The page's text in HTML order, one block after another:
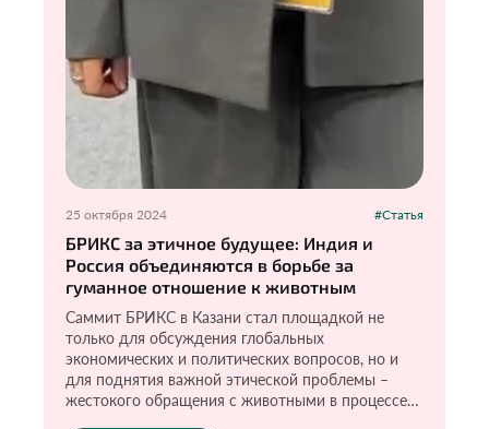
25 октября 2024 #Статья
БРИКС за этичное будущее: Индия и
Россия объединяются в борьбе за
гуманное отношение к животным
Саммит БРИКС в Казани стал площадкой не
только для обсуждения глобальных
экономических и политических вопросов, но и
для поднятия важной этической проблемы –
жестокого обращения с животными в процессе